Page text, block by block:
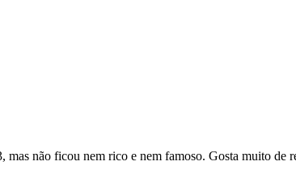
não ficou nem rico e nem famoso. Gosta muito de